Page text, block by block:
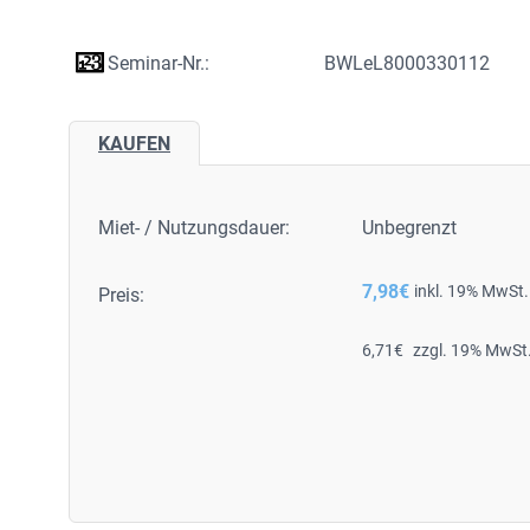
Seminar-Nr.: BWLeL8000330112
KAUFEN
Miet- / Nutzungsdauer: Unbegrenzt
Preis: 7,98€ inkl. 19% MwSt.
6,71€ zzgl. 19%